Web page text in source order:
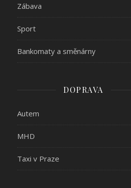
Zábava
Sport
Bankomaty a směnárny
DOPRAVA
Autem
MHD
Taxi v Praze